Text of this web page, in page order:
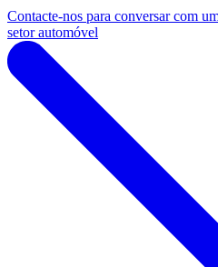
Contacte-nos para conversar com
setor automóvel